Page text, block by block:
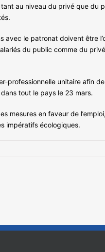
au niveau du privé que du
le patronat doivent être
du public comme du
professionnelle unitaire afin
tout le pays le 23 mars.
mesures en faveur de
impératifs écologiques.